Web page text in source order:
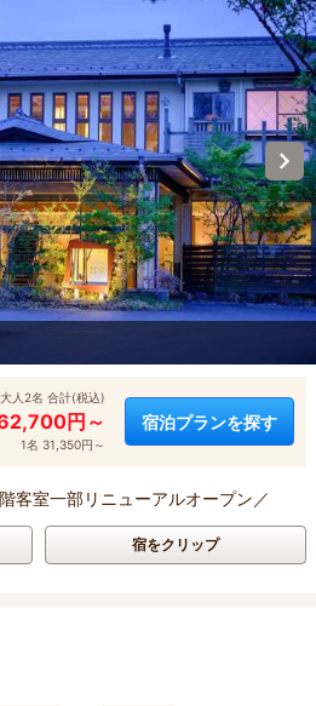
人2名 合計(税込)
円～
1名 31,350円～
宿泊プランを探す
客室一部リニューアルオープン／
宿をクリップ